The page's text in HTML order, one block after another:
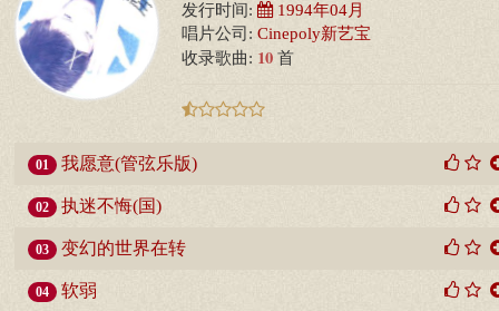
发行时间: 1994年04月
唱片公司: Cinepoly新艺宝
收录歌曲: 10 首
01 我愿意(管弦乐版)
02 执迷不悔(国)
03 变幻的世界在转
04 软弱